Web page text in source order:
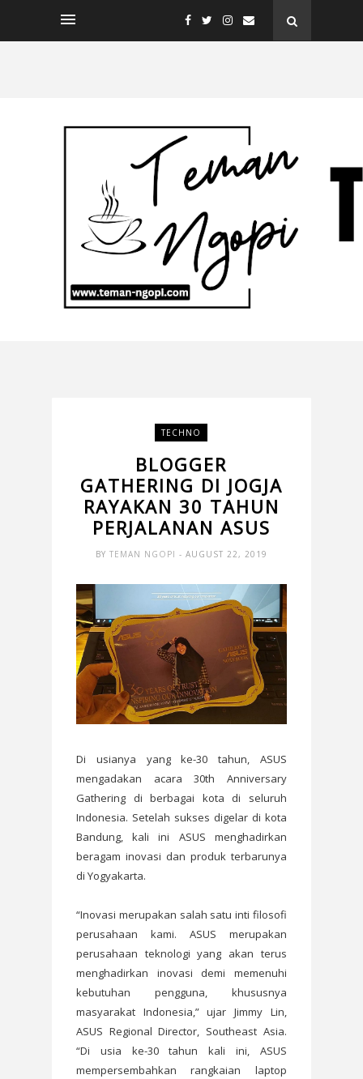
TECHNO
BLOGGER
GATHERING DI JOGJA
RAYAKAN 30 TAHUN
PERJALANAN ASUS
BY TEMAN NGOPI - AUGUST 22, 2019
Di usianya yang ke-30 tahun, ASUS
mengadakan acara 30th Anniversary
Gathering di berbagai kota di seluruh
Indonesia. Setelah sukses digelar di kota
Bandung, kali ini ASUS menghadirkan
beragam inovasi dan produk terbarunya
di Yogyakarta.
“Inovasi merupakan salah satu inti filosofi
perusahaan kami. ASUS merupakan
perusahaan teknologi yang akan terus
menghadirkan inovasi demi memenuhi
kebutuhan pengguna, khususnya
masyarakat Indonesia,” ujar Jimmy Lin,
ASUS Regional Director, Southeast Asia.
“Di usia ke-30 tahun kali ini, ASUS
mempersembahkan rangkaian laptop